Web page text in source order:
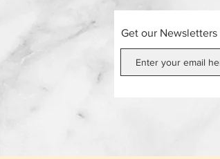
Get our Newsletters